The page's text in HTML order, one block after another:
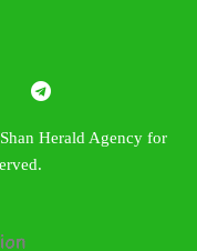
Herald Agency for